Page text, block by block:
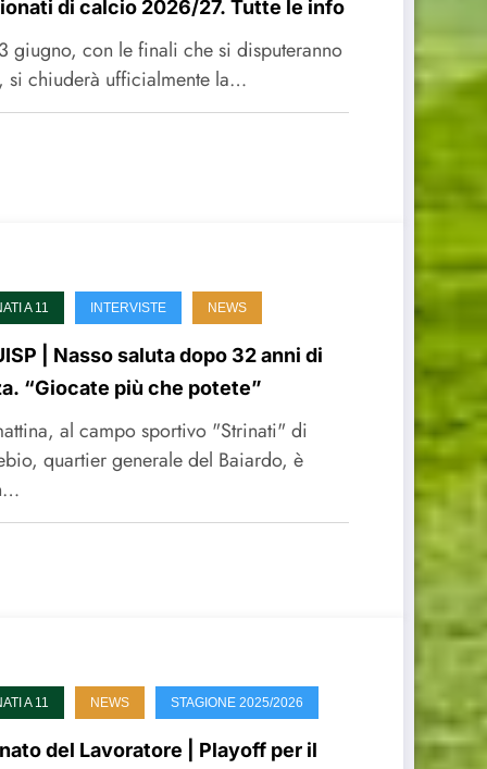
di calcio 2026/27. Tutte le info
giugno, con le finali che si disputeranno
si chiuderà ufficialmente la…
A 11 INTERVISTE NEWS
| Nasso saluta dopo 32 anni di
“Giocate più che potete”
al campo sportivo "Strinati" di
quartier generale del Baiardo, è
A 11 NEWS STAGIONE 2025/2026
del Lavoratore | Playoff per il